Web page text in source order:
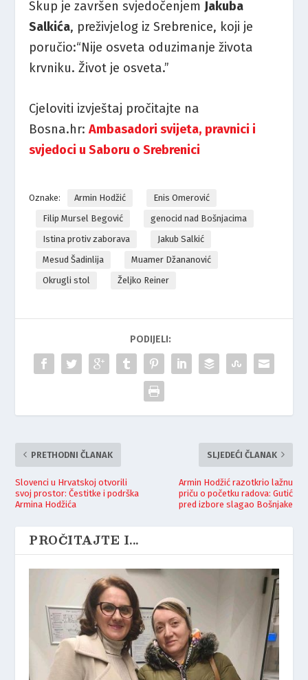
Skup jezavršensvjedočenjem Jakuba
Salkića, preživjelog izSrebrenice, koji je
poručio:“Nije osveta oduzimanježivota
krvniku.Život je osveta.”
Cjeloviti izvještaj pročitajte na
Bosna.hr:Ambasadori svijeta, pravnici i
svjedoci u Saboru o Srebrenici
Oznake: Armin Hodžić
Enis Omerović
Filip Mursel Begović
genocid nad Bošnjacima
Istina protiv zaborava
Jakub Salkić
Mesud Šadinlija
Muamer Džananović
Okrugli stol
Željko Reiner
PODIJELI:
PRETHODNI ČLANAK
Slovenci u Hrvatskoj otvorili
svoj prostor: Čestitke i podrška
Armina Hodžića
SLJEDEĆI ČLANAK
Armin Hodžić razotkrio lažnu
priču o početku radova: Gutić
pred izbore slagao Bošnjake
PROČITAJTE I...